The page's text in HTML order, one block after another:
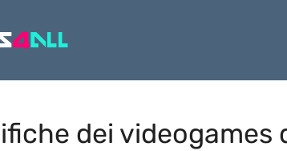
dei videogames